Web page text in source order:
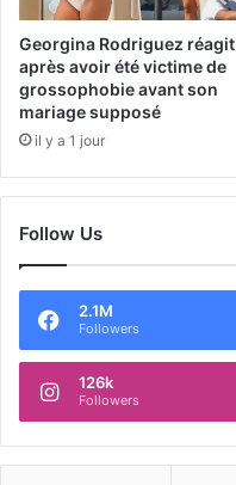
Georgina Rodriguez réagit
après avoir été victime de
grossophobie avant son
mariage supposé
il y a 1 jour
Follow Us
2.1M
Followers
126k
Followers